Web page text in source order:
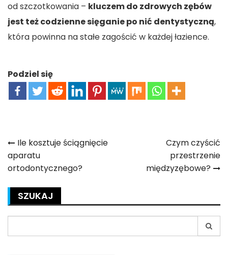
od szczotkowania – kluczem do zdrowych zębów
jest też codzienne sięganie po nić dentystyczną,
która powinna na stałe zagościć w każdej łazience.
Podziel się
Nawigacja
wpisu
Ile kosztuje ściągnięcie
aparatu
ortodontycznego?
Czym czyścić
przestrzenie
międzyzębowe?
SZUKAJ
for: